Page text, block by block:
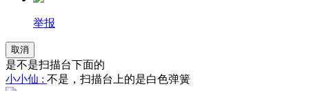
举报
取消
是不是扫描台下面的
小小仙 : 不是，扫描台上的是白色弹簧